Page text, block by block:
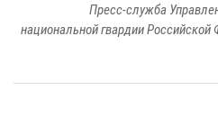
Пресс-служба
национальной гвардии